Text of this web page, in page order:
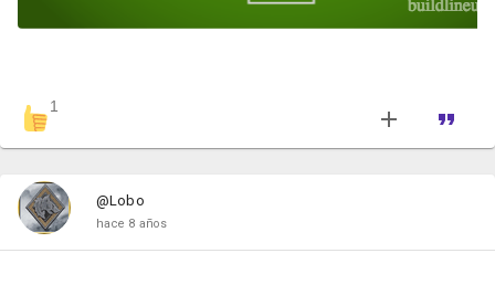
1
@Lobo
hace 8 años